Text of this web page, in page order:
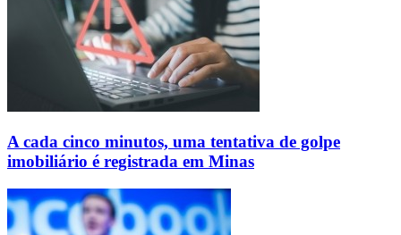
A cada cinco minutos, uma tentativa de golpe
imobiliário é registrada em Minas